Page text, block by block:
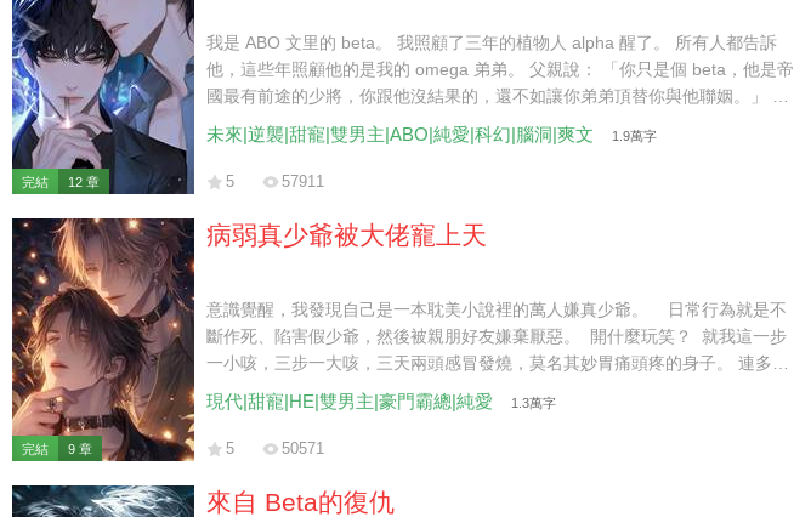
完結 12 章
我是 ABO 文里的 beta。 我照顧了三年的植物人 alpha 醒了。 所有人都告訴
他，這些年照顧他的是我的 omega 弟弟。 父親說： 「你只是個 beta，他是帝
國最有前途的少將，你跟他沒結果的，還不如讓你弟弟頂替你與他聯姻。」 我
忍辱負重地離開。 后來，少將卻對我說：「如果是你，我倒挺樂意的。」
未來|逆襲|甜寵|雙男主|ABO|純愛|科幻|腦洞|爽文 1.9萬字
5 57911
完結 9 章
病弱真少爺被大佬寵上天
意識覺醒，我發現自己是一本耽美小說裡的萬人嫌真少爺。 日常行為就是不
斷作死、陷害假少爺，然後被親朋好友嫌棄厭惡。 開什麼玩笑？ 就我這一步
一小咳，三步一大咳，三天兩頭感冒發燒，莫名其妙胃痛頭疼的身子。 連多動
一下我都嫌費力，更別提去針對人了。 此後我打定主意，躺平任嘲，混吃等
死，只希望能舒舒坦坦度過接下來的日子。 後來，曾經厭惡我的家人都求著我
回家去。 而那位隱藏身份的大佬，熟練地屈膝跪地，手掌撫上我冰涼的腳踝：
現代|甜寵|HE|雙男主|豪門霸總|純愛 1.3萬字
5 50571
來自 Beta的復仇